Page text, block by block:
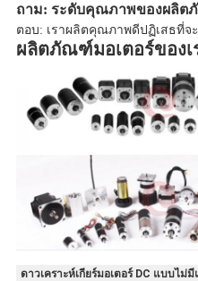
ถาม: ระดับคุณภาพของผลิต
ตอบ: เราผลิตคุณภาพดีปฏิเสธที่
ผลิตภัณฑ์มอเตอร์ของเ
ดาวเคราะห์เกียร์มอเตอร์ DC แบบไม่มี